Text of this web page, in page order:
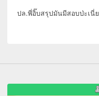
ปล.พี่อิ๊บสรุปมันมีสอบป่ะเนี่ย